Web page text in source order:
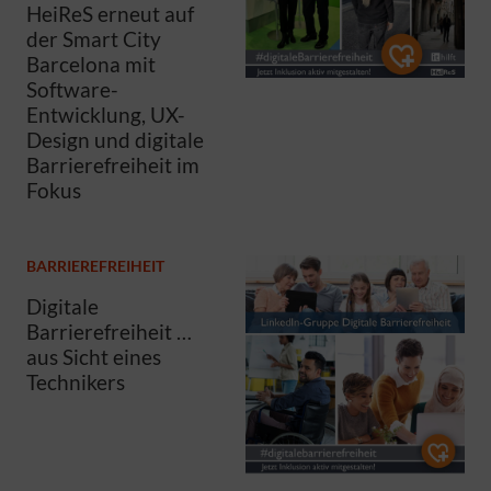
HeiReS erneut auf
der Smart City
Barcelona mit
Software-
Entwicklung, UX-
Design und digitale
Barrierefreiheit im
Fokus
BARRIEREFREIHEIT
Digitale
Barrierefreiheit …
aus Sicht eines
Technikers